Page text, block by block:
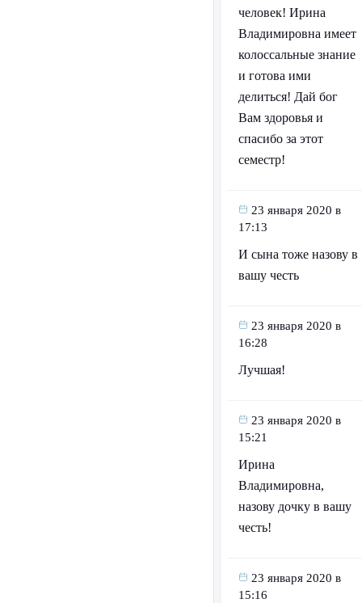
человек! Ирина
Владимировна имеет
колоссальные знание
и готова ими
делиться! Дай бог
Вам здоровья и
спасибо за этот
семестр!
23 января 2020 в
17:13
И сына тоже назову в
вашу честь
23 января 2020 в
16:28
Лучшая!
23 января 2020 в
15:21
Ирина
Владимировна,
назову дочку в вашу
честь!
23 января 2020 в
15:16